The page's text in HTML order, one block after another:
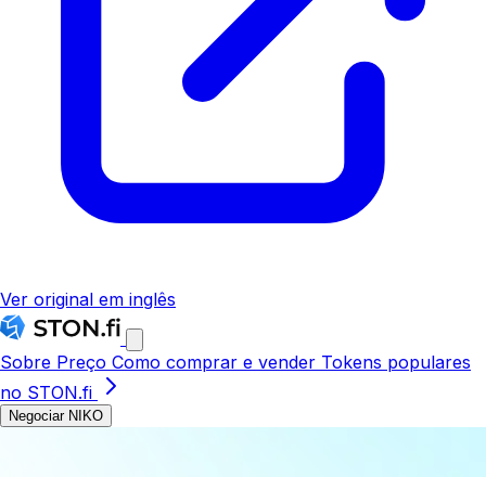
Ver original em inglês
Sobre Preço Como comprar e vender Tokens populares
no STON.fi
Negociar NIKO